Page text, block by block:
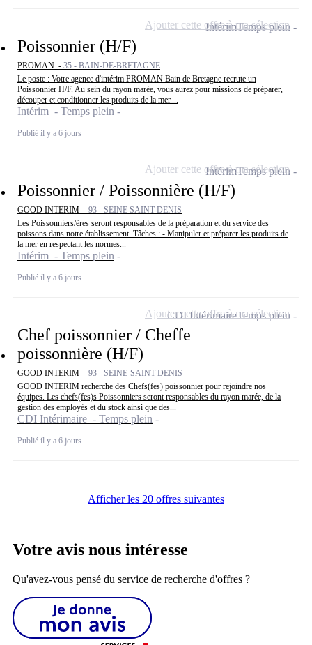
Poissonnier (H/F)
PROMAN - 35 - BAIN-DE-BRETAGNE
Le poste : Votre agence d'intérim PROMAN Bain de Bretagne recrute un
Poissonnier H/F. Au sein du rayon marée, vous aurez pour missions de préparer,
découper et conditionner les produits de la mer....
Intérim - Temps plein
Publié il y a 6 jours
IntérimTemps plein
Ajouter cette offre à ma sélection
Poissonnier / Poissonnière (H/F)
GOOD INTERIM - 93 - SEINE SAINT DENIS
Les Poissonniers/ères seront responsables de la préparation et du service des
poissons dans notre établissement. Tâches : - Manipuler et préparer les produits de
la mer en respectant les normes...
Intérim - Temps plein
Publié il y a 6 jours
IntérimTemps plein
Ajouter cette offre à ma sélection
Chef poissonnier / Cheffe
poissonnière (H/F)
GOOD INTERIM - 93 - SEINE-SAINT-DENIS
GOOD INTERIM recherche des Chefs(fes) poissonnier pour rejoindre nos
équipes. Les chefs(fes)s Poissonniers seront responsables du rayon marée, de la
gestion des employés et du stock ainsi que des...
CDI Intérimaire - Temps plein
Publié il y a 6 jours
CDI IntérimaireTemps plein
Ajouter cette offre à ma sélection
Afficher les 20 offres suivantes
Votre avis nous intéresse
Qu'avez-vous pensé du service de recherche d'offres ?